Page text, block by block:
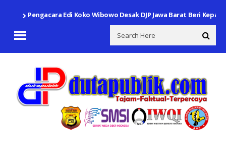
Pengacara Edi Koko Wibowo Desak DJP Jawa Barat Beri